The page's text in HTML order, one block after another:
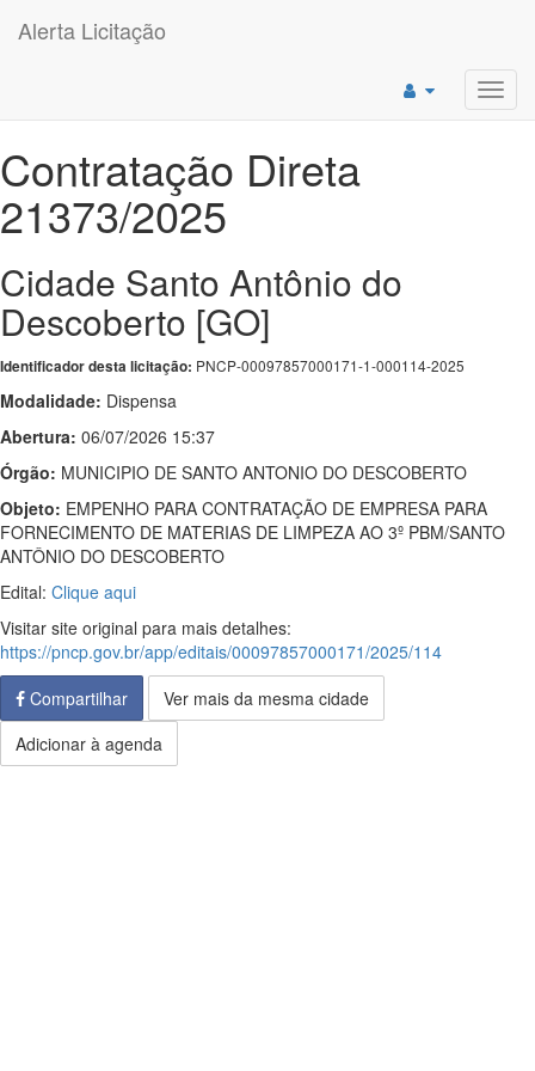
Alerta Licitação
Contratação Direta
21373/2025
Cidade Santo Antônio do
Descoberto [GO]
Identificador desta licitação: PNCP-00097857000171-1-000114-2025
Modalidade: Dispensa
Abertura: 06/07/2026 15:37
Órgão: MUNICIPIO DE SANTO ANTONIO DO DESCOBERTO
Objeto: EMPENHO PARA CONTRATAÇÃO DE EMPRESA PARA
FORNECIMENTO DE MATERIAS DE LIMPEZA AO 3º PBM/SANTO
ANTÔNIO DO DESCOBERTO
Edital: Clique aqui
Visitar site original para mais detalhes:
https://pncp.gov.br/app/editais/00097857000171/2025/114
Compartilhar
Ver mais da mesma cidade
Adicionar à agenda